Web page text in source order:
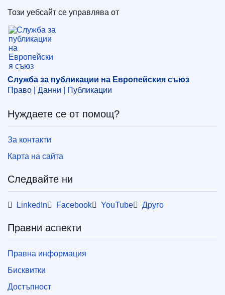
Служба за публикации на Европейския съюз
Този уебсайт се управлява от
Служба за публикации на Европейския съюз
Право | Данни | Публикации
Нуждаете се от помощ?
За контакти
Карта на сайта
Следвайте ни
LinkedIn Facebook YouTube Друго
Правни аспекти
Правна информация
Бисквитки
Достъпност